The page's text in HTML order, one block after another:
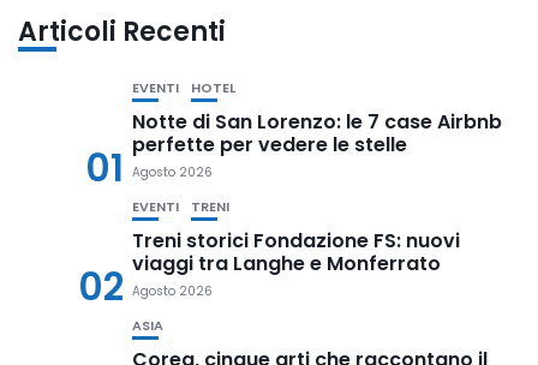
Articoli Recenti
01
EVENTI HOTEL
Notte di San Lorenzo: le 7 case Airbnb
perfette per vedere le stelle
Agosto 2026
02
EVENTI TRENI
Treni storici Fondazione FS: nuovi
viaggi tra Langhe e Monferrato
Agosto 2026
ASIA